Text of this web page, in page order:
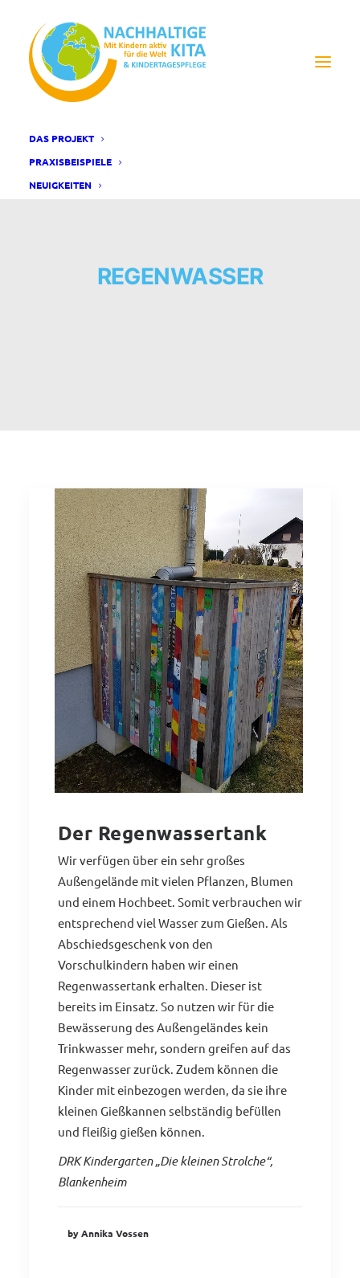
DAS PROJEKT
PRAXISBEISPIELE
NEUIGKEITEN
REGENWASSER
Der Regenwassertank
Wir verfügen über ein sehr großes
Außengelände mit vielen Pflanzen, Blumen
und einem Hochbeet. Somit verbrauchen wir
entsprechend viel Wasser zum Gießen. Als
Abschiedsgeschenk von den
Vorschulkindern haben wir einen
Regenwassertank erhalten. Dieser ist
bereits im Einsatz. So nutzen wir für die
Bewässerung des Außengeländes kein
Trinkwasser mehr, sondern greifen auf das
Regenwasser zurück. Zudem können die
Kinder mit einbezogen werden, da sie ihre
kleinen Gießkannen selbständig befüllen
und fleißig gießen können.
DRK Kindergarten „Die kleinen Strolche“,
Blankenheim
by Annika Vossen